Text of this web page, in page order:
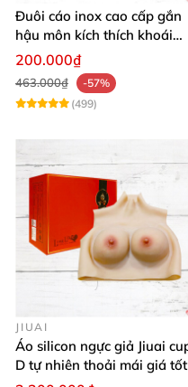
Đuôi cáo inox cao cấp gắn
hậu môn kích thích khoái
cảm
200.000₫
463.000₫
-57%
(499)
JIUAI
Áo silicon ngực giả Jiuai
D tự nhiên thoải mái giá tốt